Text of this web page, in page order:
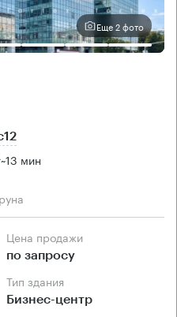
Еще 2 фото
~13 мин
Цена продажи
по запросу
Тип здания
Бизнес-центр